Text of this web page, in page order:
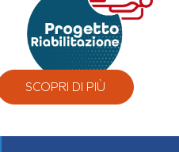
SCOPRI DI PIÙ